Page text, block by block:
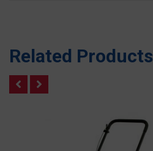
Related Products